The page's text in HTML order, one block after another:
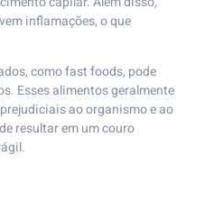
inflamações, o que
como fast foods, pode
Esses alimentos geralmente
ao organismo e ao
resultar em um couro